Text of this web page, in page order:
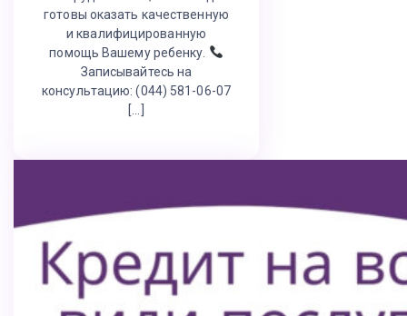
готовы оказать качественную
и квалифицированную
помощь Вашему ребенку.
Записывайтесь на
консультацию: (044) 581-06-07
[…]